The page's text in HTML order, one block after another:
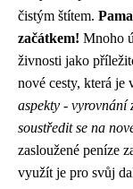
čistým štítem.
začátkem! Mnoho
živnosti jako
nové cesty, která je
aspekty - vyrovnání
soustředit se na
zasloužené peníze
využít je pro svůj